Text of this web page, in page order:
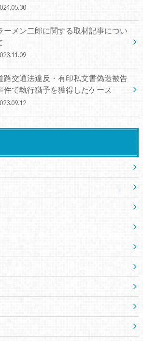
ーメン二郎に関する取材記事につい
路交通法違反・有印私文書偽造被告
件で執行猶予を獲得したケース